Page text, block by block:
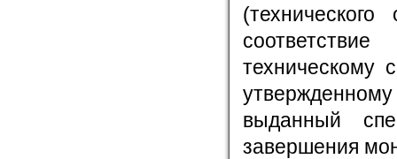
техническому
выданный
завершения